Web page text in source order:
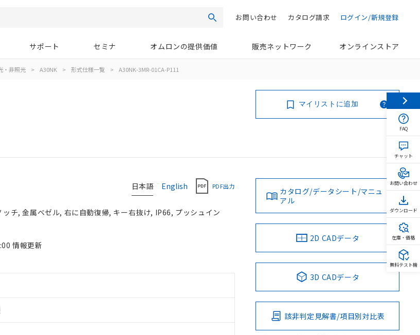
検索 ログイン/新規登録
カタログ請求
お問い合わせ
サポート セミナ オムロンの提供価値 販売ネットワーク オンラインストア
・非照光 > A30NK > 形式仕様一覧 > A30NK-3MR-01CA-P111
マイリストに追加
日本語 English PDF出力
チ, 金属ベゼル, 右に自動復帰, キー右抜け, IP66, プッシュイン
情報更新
カタログ/データシート/マニュ
アル
2D CADデータ
3D CADデータ
該非判定見解書/項目別対比表
FAQ
チャット
お問い合わせ
ダウンロード
在庫・価格
無料テスト機